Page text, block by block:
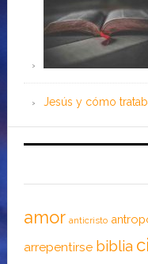
Jesús y cómo
amor anticristo
arrepentirse biblia